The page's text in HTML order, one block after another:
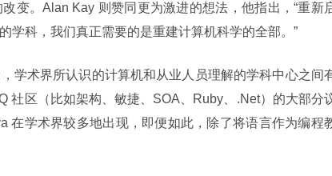
变。Alan Kay 则赞同更为激进的想法，他指出，“重新
学科，我们真正需要的是重建计算机科学的全部。”
学术界所认识的计算机和从业人员理解的学科中心之间
社区（比如架构、敏捷、SOA、Ruby、.Net）的大部分
在学术界较多地出现，即便如此，除了将语言作为编程